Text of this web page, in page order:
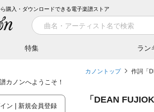
購入・ダウンロードできる電子楽譜ストア
特集 ラン
カノンへようこそ！
ン | 新規会員登録
カノントップ 作詞「
「 DEAN